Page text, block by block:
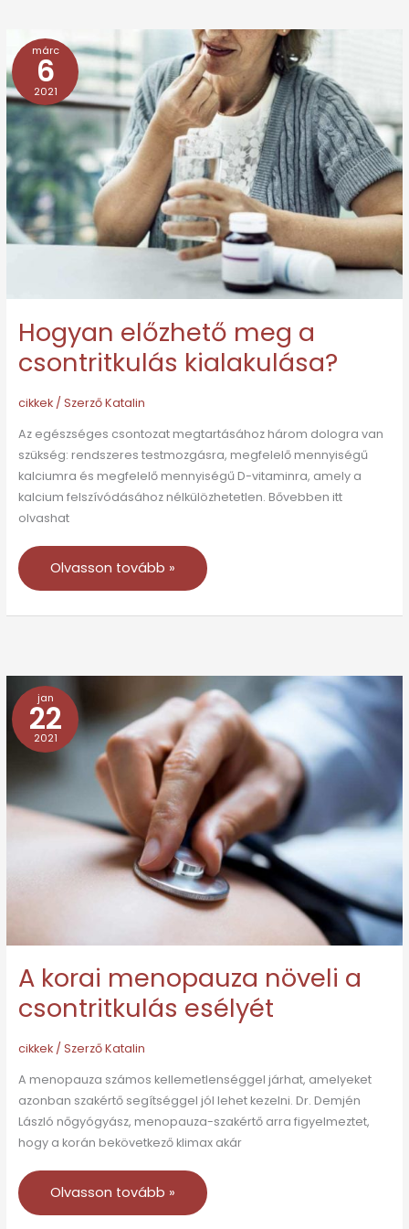
márc
6
2021
Hogyan előzhető meg a
csontritkulás kialakulása?
cikkek/ SzerzőKatalin
Az egészséges csontozat megtartásához három dologra van
szükség: rendszeres testmozgásra, megfelelő mennyiségű
kalciumra és megfelelő mennyiségű D-vitaminra, amely a
kalcium felszívódásához nélkülözhetetlen. Bővebben itt
olvashat
Hogyan
előzhető
meg
a
csontritkulás
kialakulása?
Olvasson tovább »
jan
22
2021
A korai menopauza növeli a
csontritkulás esélyét
cikkek/ SzerzőKatalin
A menopauza számos kellemetlenséggel járhat, amelyeket
azonban szakértő segítséggel jól lehet kezelni. Dr. Demjén
László nőgyógyász, menopauza-szakértő arra figyelmeztet,
hogy a korán bekövetkező klimax akár
A
korai
menopauza
növeli
csontritkulás
esélyét
Olvasson tovább »